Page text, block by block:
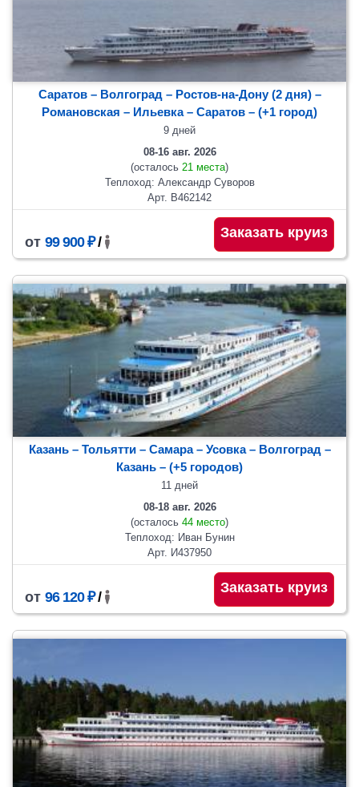
Саратов – Волгоград – Ростов-на-Дону (2 дня) –
Романовская – Ильевка– Саратов – (+1 город)
9 дней
08-16 авг. 2026
(осталось 21 места)
Теплоход: Александр Суворов
Арт. В462142
от 99 900 ₽/
Заказать круиз
Казань – Тольятти – Самара – Усовка – Волгоград –
Казань – (+5 городов)
11 дней
08-18 авг. 2026
(осталось 44 место)
Теплоход: Иван Бунин
Арт. И437950
от 96 120 ₽/
Заказать круиз